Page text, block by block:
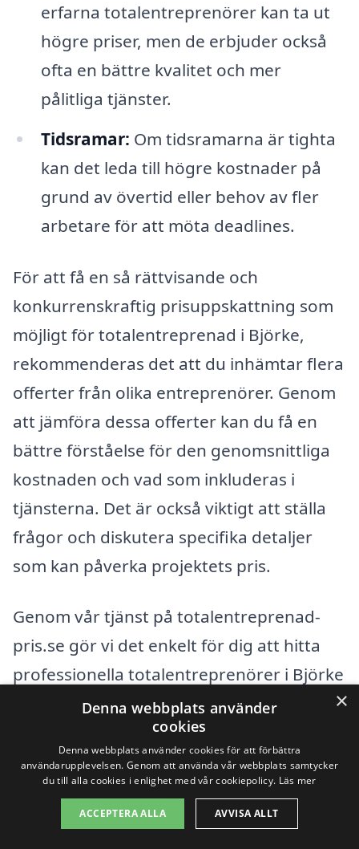
erfarna totalentreprenörer kan ta ut
högre priser, men de erbjuder också
ofta en bättre kvalitet och mer
pålitliga tjänster.
Tidsramar: Om tidsramarna är tighta
kan det leda till högre kostnader på
grund av övertid eller behov av fler
arbetare för att möta deadlines.
För att få en så rättvisande och
konkurrenskraftig prisuppskattning som
möjligt för totalentreprenad i Björke,
rekommenderas det att du inhämtar flera
offerter från olika entreprenörer. Genom
att jämföra dessa offerter kan du få en
bättre förståelse för den genomsnittliga
kostnaden och vad som inkluderas i
tjänsterna. Det är också viktigt att ställa
frågor och diskutera specifika detaljer
som kan påverka projektets pris.
Genom vår tjänst på totalentreprenad-
pris.se gör vi det enkelt för dig att hitta
professionella totalentreprenörer i Björke
och få åtskilliga kostnadsförslag, så att du
kan göra ett informerat val för ditt
byggprojekt. Oavsett om du planerar en
nybyggnation eller en renovering, är vi
här för att hjälpa dig att hitta det bästa
×
Denna webbplats använder
cookies
Denna webbplats använder cookies för att förbättra
användarupplevelsen. Genom att använda vår webbplats samtycker
du till alla cookies i enlighet med vår cookiepolicy. Läs mer
ACCEPTERA ALLA AVVISA ALLT